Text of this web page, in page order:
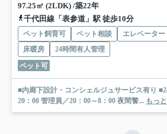
97.25㎡ (2LDK) /築22年
千代田線「表参道」駅 徒歩10分
ペット飼育可 ペット相談 エレベーター
床暖房
24時間有人管理
ペット可
■内廊下設計・コンシェルジュサービス有り
20：00 管理員／20：00～8：00 夜間警... もっ